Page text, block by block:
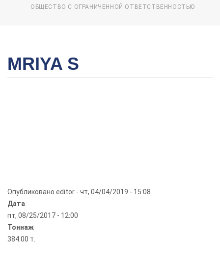
ОБЩЕСТВО С ОГРАНИЧЕННОЙ ОТВЕТСТВЕННОСТЬЮ
MRIYA S
Опубликовано editor - чт, 04/04/2019 - 15:08
Дата
пт, 08/25/2017 - 12:00
Тоннаж
384.00 т.